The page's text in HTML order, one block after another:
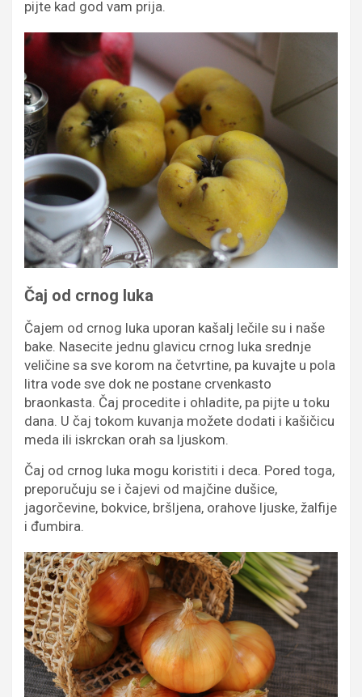
pijte kad god vam prija.
Čaj od crnog luka
Čajem od crnog luka uporan kašalj lečile su i naše
bake. Nasecite jednu glavicu crnog luka srednje
veličine sa sve korom na četvrtine, pa kuvajte u pola
litra vode sve dok ne postane crvenkasto
braonkasta. Čaj procedite i ohladite, pa pijte u toku
dana. U čaj tokom kuvanja možete dodati i kašičicu
meda ili iskrckan orah sa ljuskom.
Čaj od crnog luka mogu koristiti i deca. Pored toga,
preporučuju se i čajevi od majčine dušice,
jagorčevine, bokvice, bršljena, orahove ljuske, žalfije
i đumbira.